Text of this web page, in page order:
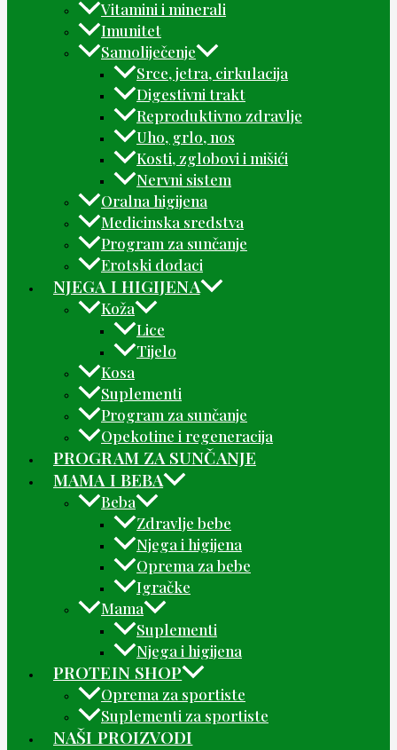
Vitamini i minerali
Imunitet
Samoliječenje
Srce, jetra, cirkulacija
Digestivni trakt
Reproduktivno zdravlje
Uho, grlo, nos
Kosti, zglobovi i mišići
Nervni sistem
Oralna higijena
Medicinska sredstva
Program za sunčanje
Erotski dodaci
NJEGA I HIGIJENA
Koža
Lice
Tijelo
Kosa
Suplementi
Program za sunčanje
Opekotine i regeneracija
PROGRAM ZA SUNČANJE
MAMA I BEBA
Beba
Zdravlje bebe
Njega i higijena
Oprema za bebe
Igračke
Mama
Suplementi
Njega i higijena
PROTEIN SHOP
Oprema za sportiste
Suplementi za sportiste
NAŠI PROIZVODI